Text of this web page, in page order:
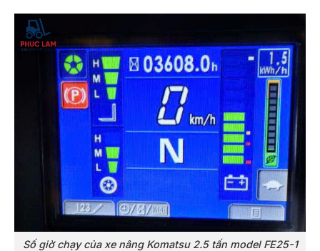
Số giờ chạy của xe nâng Komatsu 2.5 tấn model FE25-1